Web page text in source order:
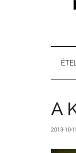
ÉTEL
A
2013-10-